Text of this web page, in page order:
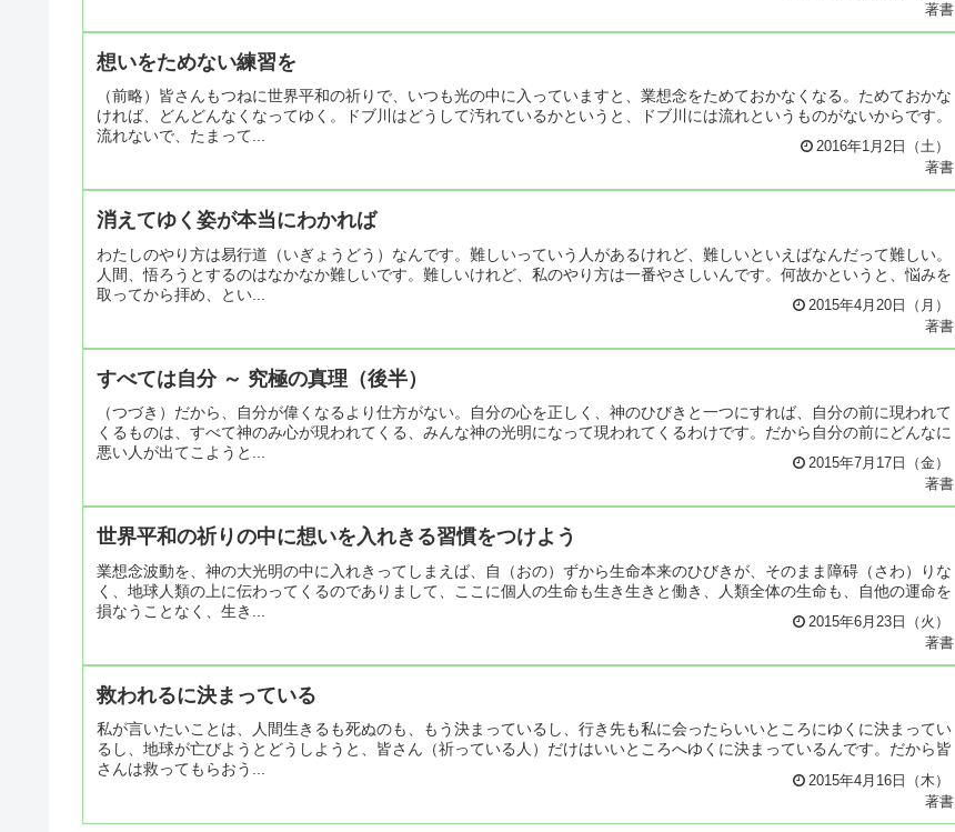
著書
想いをためない練習を
（前略）皆さんもつねに世界平和の祈りで、いつも光の中に入っていますと、業想念をためておかなくなる。ためておかな
ければ、どんどんなくなってゆく。ドブ川はどうして汚れているかというと、ドブ川には流れというものがないからです。
流れないで、たまって...
2016年1月2日（土）
著書
消えてゆく姿が本当にわかれば
わたしのやり方は易行道（いぎょうどう）なんです。難しいっていう人があるけれど、難しいといえばなんだって難しい。
人間、悟ろうとするのはなかなか難しいです。難しいけれど、私のやり方は一番やさしいんです。何故かというと、悩みを
取ってから拝め、とい...
2015年4月20日（月）
著書
すべては自分 ～ 究極の真理（後半）
（つづき）だから、自分が偉くなるより仕方がない。自分の心を正しく、神のひびきと一つにすれば、自分の前に現われて
くるものは、すべて神のみ心が現われてくる、みんな神の光明になって現われてくるわけです。だから自分の前にどんなに
悪い人が出てこようと...
2015年7月17日（金）
著書
世界平和の祈りの中に想いを入れきる習慣をつけよう
業想念波動を、神の大光明の中に入れきってしまえば、自（おの）ずから生命本来のひびきが、そのまま障碍（さわ）りな
く、地球人類の上に伝わってくるのでありまして、ここに個人の生命も生き生きと働き、人類全体の生命も、自他の運命を
損なうことなく、生き...
2015年6月23日（火）
著書
救われるに決まっている
私が言いたいことは、人間生きるも死ぬのも、もう決まっているし、行き先も私に会ったらいいところにゆくに決まってい
るし、地球が亡びようとどうしようと、皆さん（祈っている人）だけはいいところへゆくに決まっているんです。だから皆
さんは救ってもらおう...
2015年4月16日（木）
著書